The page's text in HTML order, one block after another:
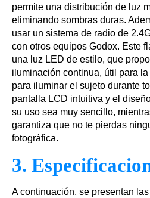
permite una distribución de luz
eliminando sombras duras.
usar un sistema de radio de
con otros equipos Godox. Este
una luz LED de estilo, que
iluminación continua, útil para
para iluminar el sujeto durante
pantalla LCD intuitiva y el
su uso sea muy sencillo,
garantiza que no te pierdas
fotográfica.
3.
A continuación, se presentan